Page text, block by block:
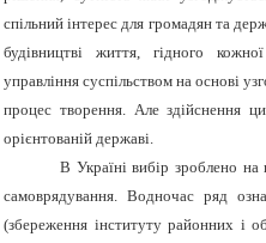
спільний інтерес для громадян та
будівництві життя, гідного
управління суспільством на основі
процес творення. Але здійснення
орієнтованій державі.
В Україні вибір зроблено на
самоврядування. Водночас ряд
(збереження інституту районних і